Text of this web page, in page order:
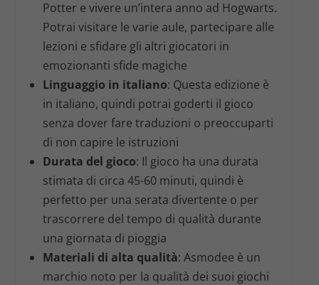
Potter e vivere un’intera anno ad Hogwarts.
Potrai visitare le varie aule, partecipare alle
lezioni e sfidare gli altri giocatori in
emozionanti sfide magiche
Linguaggio in italiano: Questa edizione è
in italiano, quindi potrai goderti il gioco
senza dover fare traduzioni o preoccuparti
di non capire le istruzioni
Durata del gioco: Il gioco ha una durata
stimata di circa 45-60 minuti, quindi è
perfetto per una serata divertente o per
trascorrere del tempo di qualità durante
una giornata di pioggia
Materiali di alta qualità: Asmodee è un
marchio noto per la qualità dei suoi giochi